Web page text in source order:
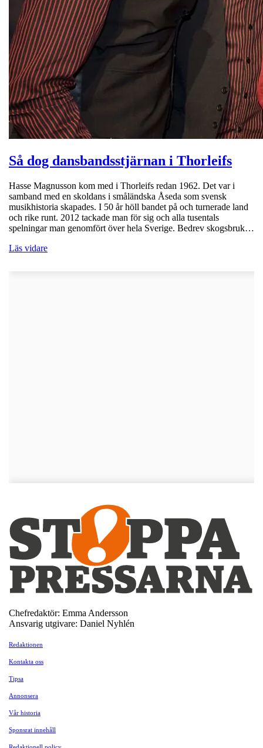
Så dog dansbandsstjärnan i Thorleifs
Hasse Magnusson kom med i Thorleifs redan 1962. Det var i
samband med en skoldans i småländska Åseda som svensk
musikhistoria skapades. I 50 år höll bandet på och turnerade land
och rike runt. 2012 tackade man för sig och alla tusentals
spelningar man genomfört över hela Sverige. Bedrev skogsbruk…
Läs vidare
Chefredaktör: Emma Andersson
Ansvarig utgivare: Daniel Nyhlén
Redaktionen
Kontakta oss
Tipsa
Annonsera
Vår historia
Sponsrat innehåll